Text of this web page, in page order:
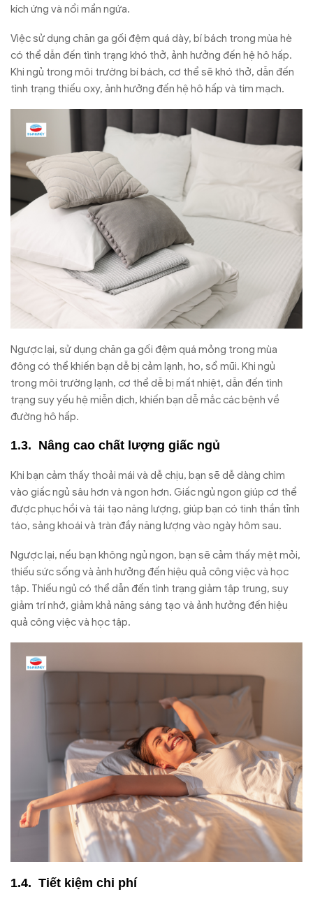
kích ứng và nổi mẩn ngứa.
Việc sử dụng chăn ga gối đệm quá dày, bí bách trong mùa hè
có thể dẫn đến tình trạng khó thở, ảnh hưởng đến hệ hô hấp.
Khi ngủ trong môi trường bí bách, cơ thể sẽ khó thở, dẫn đến
tình trạng thiếu oxy, ảnh hưởng đến hệ hô hấp và tim mạch.
Ngược lại, sử dụng chăn ga gối đệm quá mỏng trong mùa
đông có thể khiến bạn dễ bị cảm lạnh, ho, sổ mũi. Khi ngủ
trong môi trường lạnh, cơ thể dễ bị mất nhiệt, dẫn đến tình
trạng suy yếu hệ miễn dịch, khiến bạn dễ mắc các bệnh về
đường hô hấp.
Nâng cao chất lượng giấc ngủ
Khi bạn cảm thấy thoải mái và dễ chịu, bạn sẽ dễ dàng chìm
vào giấc ngủ sâu hơn và ngon hơn. Giấc ngủ ngon giúp cơ thể
được phục hồi và tái tạo năng lượng, giúp bạn có tinh thần tỉnh
táo, sảng khoái và tràn đầy năng lượng vào ngày hôm sau.
Ngược lại, nếu bạn không ngủ ngon, bạn sẽ cảm thấy mệt mỏi,
thiếu sức sống và ảnh hưởng đến hiệu quả công việc và học
tập. Thiếu ngủ có thể dẫn đến tình trạng giảm tập trung, suy
giảm trí nhớ, giảm khả năng sáng tạo và ảnh hưởng đến hiệu
quả công việc và học tập.
Tiết kiệm chi phí